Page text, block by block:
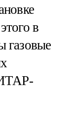
в
газовые
ИТАР-